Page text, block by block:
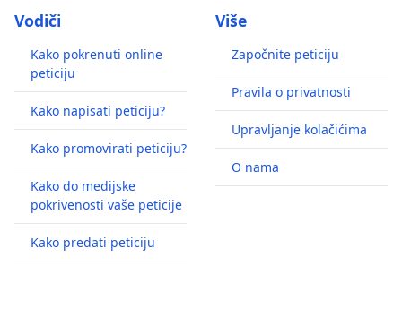
Vodiči
Kako pokrenuti online
peticiju
Kako napisati peticiju?
Kako promovirati peticiju?
Kako do medijske
pokrivenosti vaše peticije
Kako predati peticiju
Više
Započnite peticiju
Pravila o privatnosti
Upravljanje kolačićima
O nama